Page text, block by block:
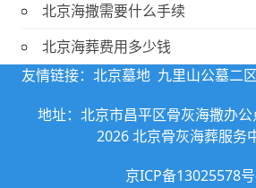
北京海撒需要什么手续
北京海葬费用多少钱
友情链接： 北京墓地 九里山公墓二
地址：北京市昌平区骨灰海撒
2026 北京骨灰海葬服务
京ICP备13025578